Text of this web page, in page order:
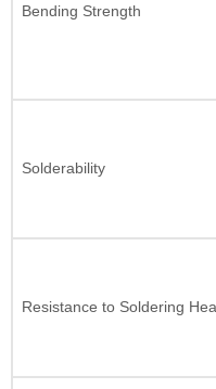
Bending Strength
Solderability
Resistance to Soldering